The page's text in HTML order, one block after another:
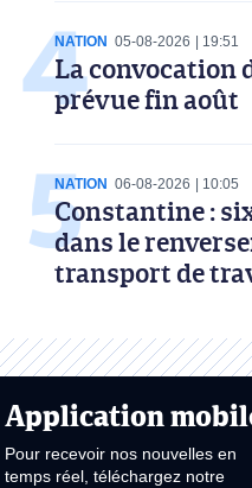
NATION 05-08-2026 19:51
La convocation
prévue fin août
NATION 06-08-2026 10:05
Constantine :
dans le
transport de
Application
Pour recevoir nos nouvelles en
temps réel, téléchargez notre